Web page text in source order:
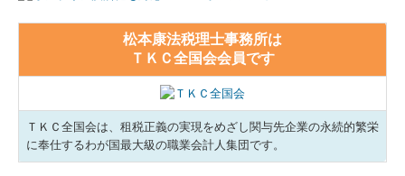
松本康法税理士事務所は
ＴＫＣ全国会会員です
ＴＫＣ全国会は、租税正義の実現をめざし関与先企業の永続的繁栄
に奉仕するわが国最大級の職業会計人集団です。